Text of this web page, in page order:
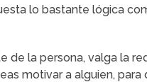
lo bastante lógica
de la persona, valga la
motivar a alguien,